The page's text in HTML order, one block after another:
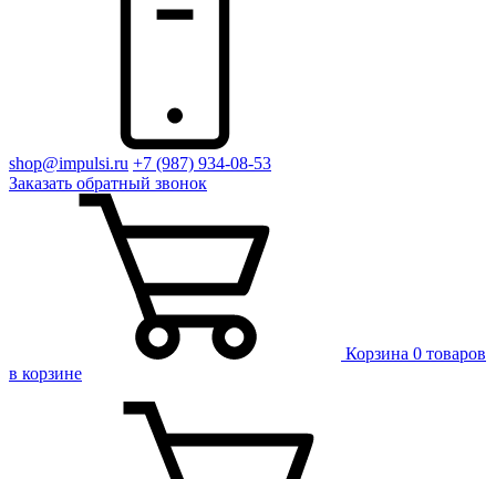
shop@impulsi.ru +7 (987) 934-08-53
Заказать обратный звонок
Корзина 0 товаров
в корзине